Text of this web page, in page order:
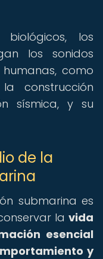
los
los sonidos
como
construcción
sísmica, y su
de la
submarina es
la vida
esencial
y